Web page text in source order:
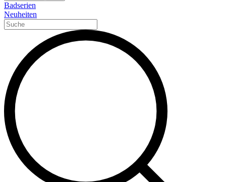
Badserien
Neuheiten